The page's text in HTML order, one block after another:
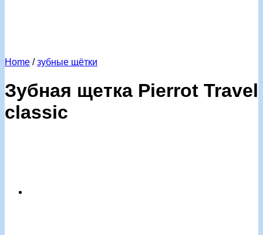
Home / зубные щётки
Зубная щетка Pierrot Travel
classic